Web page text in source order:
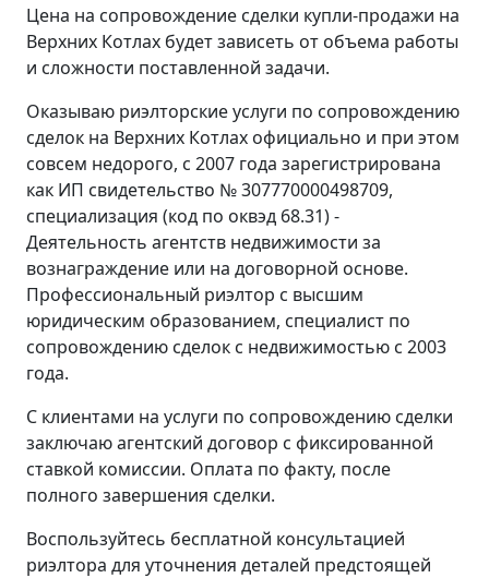
Цена на сопровождение сделки купли-продажи на
Верхних Котлах будет зависеть от объема работы
и сложности поставленной задачи.
Оказываю риэлторские услуги по сопровождению
сделок на Верхних Котлах официально и при этом
совсем недорого, с 2007 года зарегистрирована
как ИП свидетельство № 307770000498709,
специализация (код по оквэд 68.31) -
Деятельность агентств недвижимости за
вознаграждение или на договорной основе.
Профессиональный риэлтор с высшим
юридическим образованием, специалист по
сопровождению сделок с недвижимостью с 2003
года.
С клиентами на услуги по сопровождению сделки
заключаю агентский договор с фиксированной
ставкой комиссии. Оплата по факту, после
полного завершения сделки.
Воспользуйтесь бесплатной консультацией
риэлтора для уточнения деталей предстоящей